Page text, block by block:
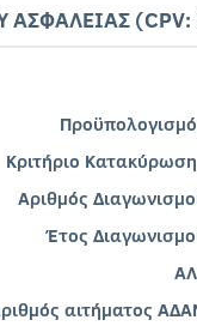
ΑΣΦΑΛΕΙΑΣ
Κριτήριο
Αριθμός
Έτος
αιτήματος